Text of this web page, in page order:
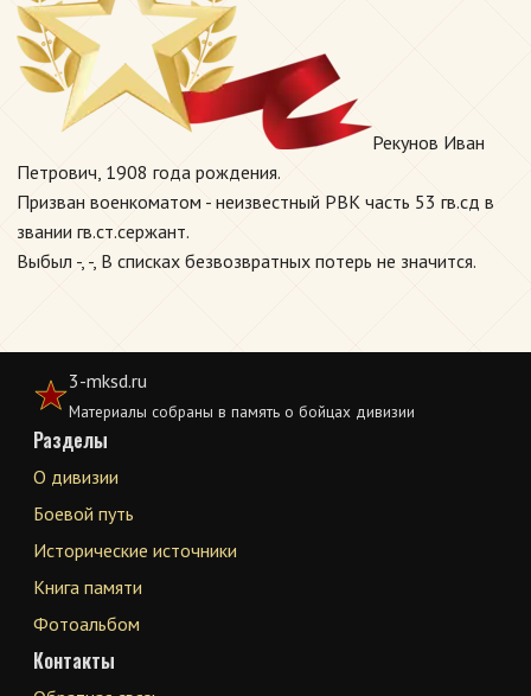
Рекунов Иван
Петрович, 1908 года рождения.
Призван военкоматом - неизвестный РВК часть 53 гв.сд в
звании гв.ст.сержант.
Выбыл -, -, В списках безвозвратных потерь не значится.
3-mksd.ru
Материалы собраны в память о бойцах дивизии
Разделы
О дивизии
Боевой путь
Исторические источники
Книга памяти
Фотоальбом
Контакты